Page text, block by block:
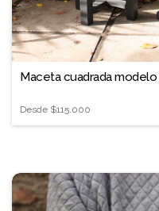
Maceta cuadrada
Desde $115.000